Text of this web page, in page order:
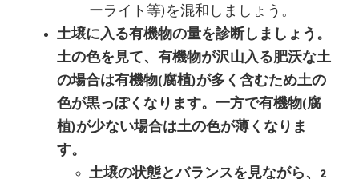
ーライト等)を混和しましょう。
土壌に入る有機物の量を診断しましょう。
土の色を見て、有機物が沢山入る肥沃な土
の場合は有機物(腐植)が多く含むため土の
色が黒っぽくなります。一方で有機物(腐
植)が少ない場合は土の色が薄くなりま
す。
土壌の状態とバランスを見ながら、2